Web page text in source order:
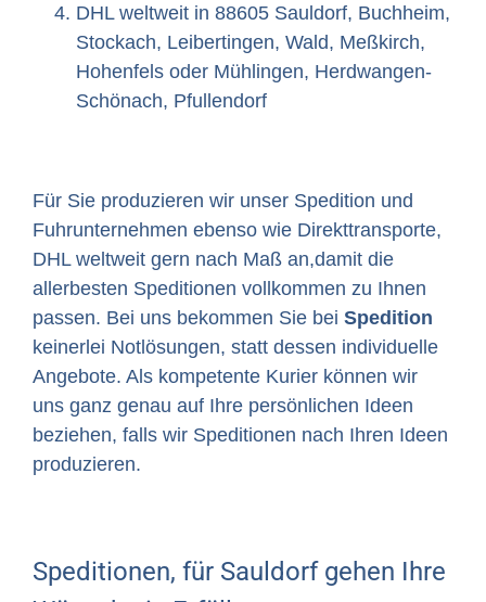
DHL weltweit in 88605 Sauldorf, Buchheim,
Stockach, Leibertingen, Wald, Meßkirch,
Hohenfels oder Mühlingen, Herdwangen-
Schönach, Pfullendorf
Für Sie produzieren wir unser Spedition und
Fuhrunternehmen ebenso wie Direkttransporte,
DHL weltweit gern nach Maß an,damit die
allerbesten Speditionen vollkommen zu Ihnen
passen. Bei uns bekommen Sie bei Spedition
keinerlei Notlösungen, statt dessen individuelle
Angebote. Als kompetente Kurier können wir
uns ganz genau auf Ihre persönlichen Ideen
beziehen, falls wir Speditionen nach Ihren Ideen
produzieren.
Speditionen, für Sauldorf gehen Ihre